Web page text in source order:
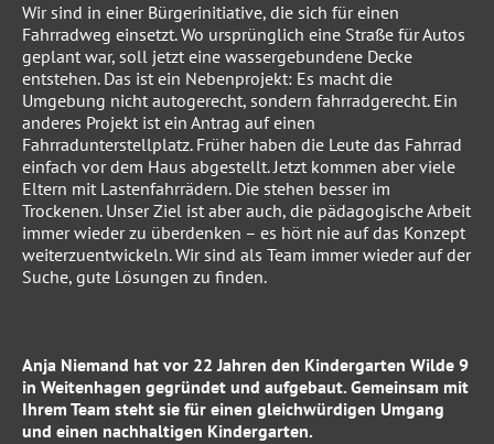
Wir sind in einer Bürgerinitiative, die sich für einen
Fahrradweg einsetzt. Wo ursprünglich eine Straße für Autos
geplant war, soll jetzt eine wassergebundene Decke
entstehen. Das ist ein Nebenprojekt: Es macht die
Umgebung nicht autogerecht, sondern fahrradgerecht. Ein
anderes Projekt ist ein Antrag auf einen
Fahrradunterstellplatz. Früher haben die Leute das Fahrrad
einfach vor dem Haus abgestellt. Jetzt kommen aber viele
Eltern mit Lastenfahrrädern. Die stehen besser im
Trockenen. Unser Ziel ist aber auch, die pädagogische Arbeit
immer wieder zu überdenken – es hört nie auf das Konzept
weiterzuentwickeln. Wir sind als Team immer wieder auf der
Suche, gute Lösungen zu finden.
Anja Niemand hat vor 22 Jahren den Kindergarten Wilde 9
in Weitenhagen gegründet und aufgebaut. Gemeinsam mit
Ihrem Team steht sie für einen gleichwürdigen Umgang
und einen nachhaltigen Kindergarten.